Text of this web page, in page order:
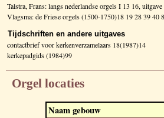
Talstra, Frans: langs nederlandse orgels I 13 16,
Vlagsma: de Friese orgels (1500-1750)18 19 28 39
Tijdschriften en andere uitgaves
contactbrief voor kerkenverzamelaars 18(1987)14
kerkepadgids (1984)99
Orgel locaties
Naam gebouw